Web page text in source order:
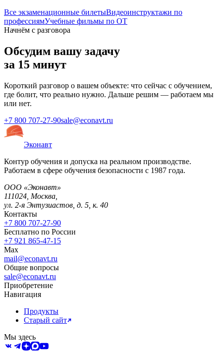
Все экзаменационные билетыВидеоинструктажи по
профессиямУчебные фильмы по ОТ
Начнём с разговора
Обсудим вашу задачу
за 15 минут
Короткий разговор о вашем объекте: что сейчас с обучением,
где болит, что реально нужно. Дальше решим — работаем мы
или нет.
+7 800 707-27-90sale@econavt.ru
Эконавт
Контур обучения и допуска на реальном производстве.
Работаем в сфере обучения безопасности с 1987 года.
ООО «Эконавт»
111024 Москва
ул. 2-я Энтузиастов, д. 5, к. 40
Контакты
+7 800 707-27-90
Бесплатно по России
+7 921 865-47-15
Max
mail@econavt.ru
Общие вопросы
sale@econavt.ru
Приобретение
Навигация
Продукты
Старый сайт
Мы здесь